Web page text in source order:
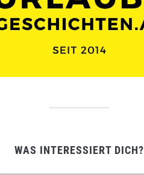
WAS INTERESSIERT DICH?